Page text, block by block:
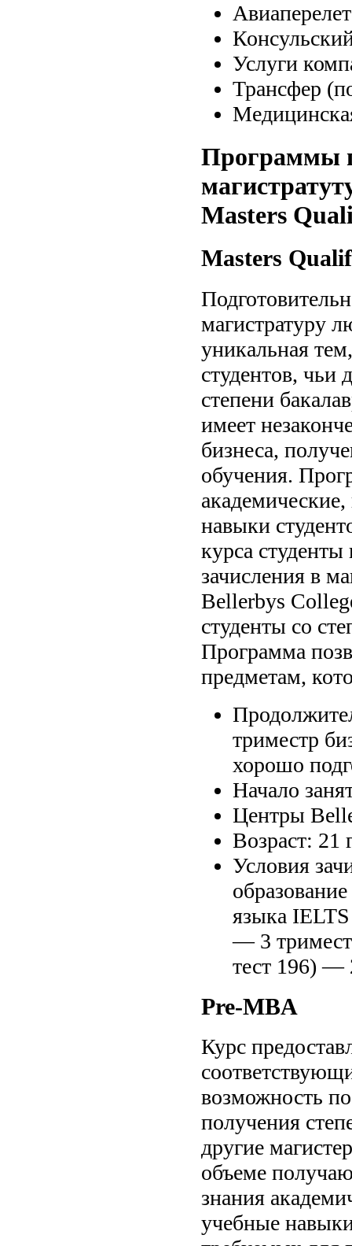
Услуги
Трансфер
Программы
Masters
Masters
магистратуру
уникальная
студентов,
степени
имеет
бизнеса,
обучения.
навыки
курса
зачисления в
Bellerbys
студенты со
Программа
предметам,
триместр
хорошо
Начало
Центры
Возраст: 21
Условия
языка
— 3
тест 196) —
Pre-MBA
Курс
возможность
получения
другие
объеме
знания
учебные